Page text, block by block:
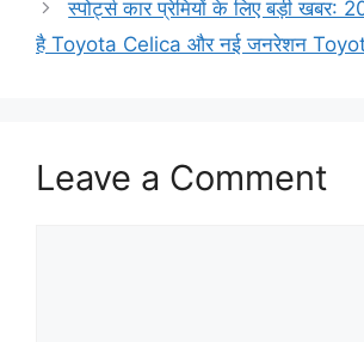
स्पोर्ट्स कार प्रेमियों के लिए बड़ी खबर:
है Toyota Celica और नई जनरेशन
Leave a Comment